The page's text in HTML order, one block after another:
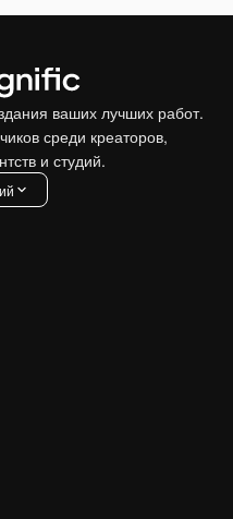
ваших лучших работ.
среди креаторов,
и студий.